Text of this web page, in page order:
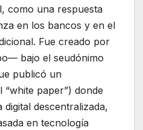
como una respuesta
en los bancos y en el
Fue creado por
bajo el seudónimo
publicó un
paper”) donde
descentralizada,
en tecnología